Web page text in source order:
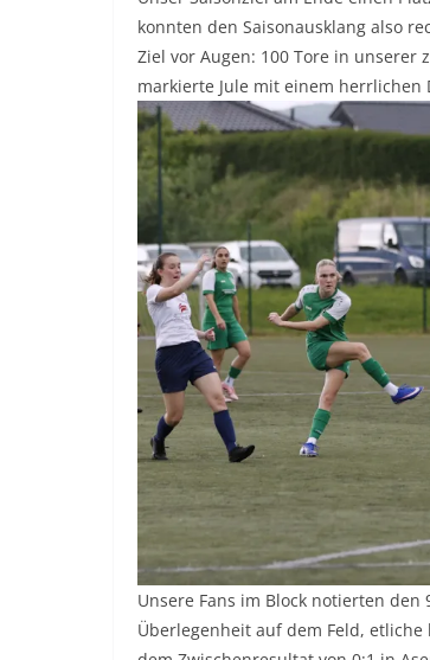
konnten den Saisonausklang also
Ziel vor Augen: 100 Tore in
markierte Jule mit einem
Unsere Fans im Block notierten
Überlegenheit auf dem Feld,